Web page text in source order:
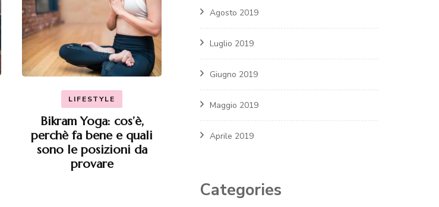
LIFESTYLE
Bikram Yoga: cos’è,
perchè fa bene e quali
sono le posizioni da
provare
Agosto 2019
Luglio 2019
Giugno 2019
Maggio 2019
Aprile 2019
Categories